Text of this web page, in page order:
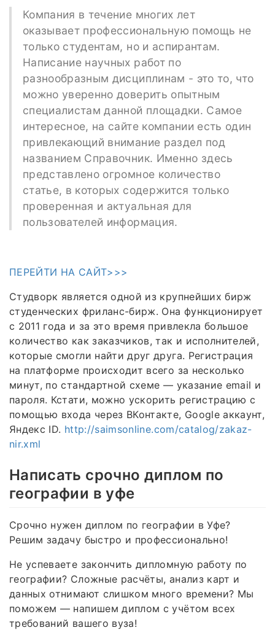
Компания в течение многих лет
оказывает профессиональную помощь не
только студентам, но и аспирантам.
Написание научных работ по
разнообразным дисциплинам - это то, что
можно уверенно доверить опытным
специалистам данной площадки. Самое
интересное, на сайте компании есть один
привлекающий внимание раздел под
названием Справочник. Именно здесь
представлено огромное количество
статье, в которых содержится только
проверенная и актуальная для
пользователей информация.
ПЕРЕЙТИ НА САЙТ>>>
Студворк является одной из крупнейших бирж
студенческих фриланс-бирж. Она функционирует
с 2011 года и за это время привлекла большое
количество как заказчиков, так и исполнителей,
которые смогли найти друг друга. Регистрация
на платформе происходит всего за несколько
минут, по стандартной схеме — указание email и
пароля. Кстати, можно ускорить регистрацию с
помощью входа через ВКонтакте, Google аккаунт,
Яндекс ID. http://saimsonline.com/catalog/zakaz-
nir.xml
Написать срочно диплом по
географии в уфе
Срочно нужен диплом по географии в Уфе?
Решим задачу быстро и профессионально!
Не успеваете закончить дипломную работу по
географии? Сложные расчёты, анализ карт и
данных отнимают слишком много времени? Мы
поможем — напишем диплом с учётом всех
требований вашего вуза!